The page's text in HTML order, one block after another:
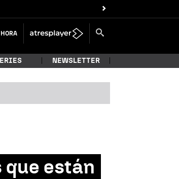
HORA
NEWSLETTER
están